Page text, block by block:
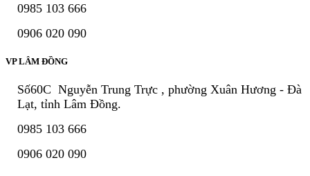
0985 103 666
0906 020 090
VP LÂM ĐỒNG
Số60C Nguyễn Trung Trực , phường Xuân Hương - Đà
Lạt, tỉnh Lâm Đồng.
0985 103 666
0906 020 090